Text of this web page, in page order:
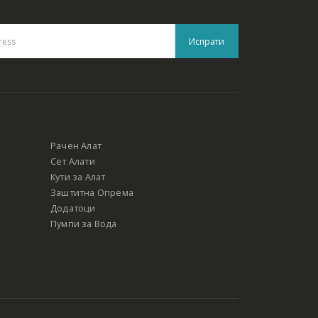
Рачен Алат
Сет Алати
Кути за Алат
Заштитна Опрема
Додатоци
Пумпи за Вода